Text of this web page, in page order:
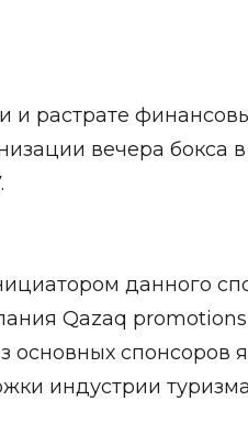
и растрате
вечера бокса
данного
Qazaq
основных спонсоров
индустрии